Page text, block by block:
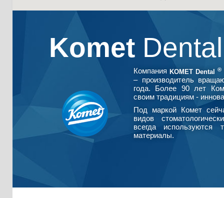
Komet
Компания KOMET Dental ®
– производитель
года. Более 90 лет
своим традициям -
Под маркой Комет
видов
всегда используются
материалы.